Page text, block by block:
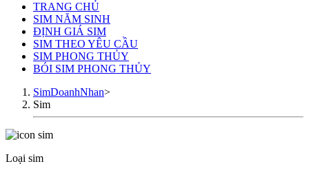
TRANG CHỦ
SIM NĂM SINH
ĐỊNH GIÁ SIM
SIM THEO YÊU CẦU
SIM PHONG THỦY
BÓI SIM PHONG THỦY
SimDoanhNhan>
Sim
Loại sim